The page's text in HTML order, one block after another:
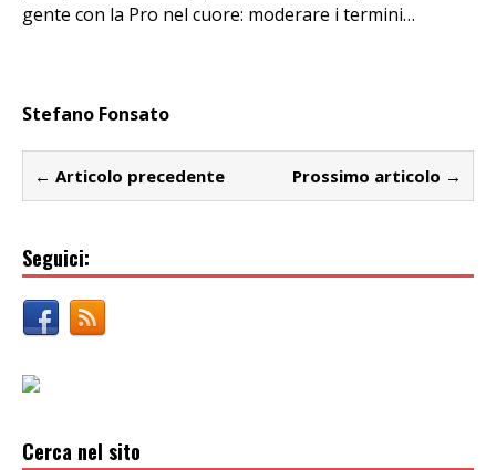
gente con la Pro nel cuore: moderare i termini…
Stefano Fonsato
← Articolo precedente Prossimo articolo →
Seguici:
Cerca nel sito